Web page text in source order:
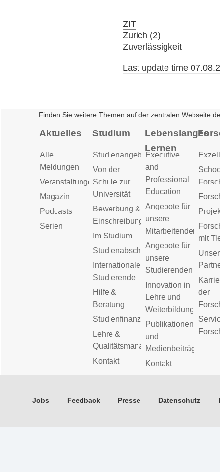
ZIT
Zurich (2)
Zuverlässigkeit
Last update time
Finden Sie weitere Themen auf der zentralen Webseite
Aktuelles
Alle
Meldungen
Veranstaltungen
Magazin
Podcasts
Serien
Studium
Studienangebot
Von der
Schule zur
Universität
Bewerbung &
Einschreibung
Im Studium
Studienabschluss
Internationale
Studierende
Hilfe &
Beratung
Studienfinanzierung
Lehre &
Qualitätsmanagement
Kontakt
Lebenslanges
Lernen
Executive
and
Professional
Education
Angebote für
unsere
Mitarbeitenden
Angebote für
unsere
Studierenden
Innovation in
Lehre und
Weiterbildung
Publikationen
und
Medienbeiträge
Kontakt
mit
der
Jobs Feedback Presse Datenschutz